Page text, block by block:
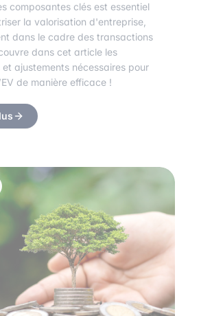
composantes clés est essentiel
la valorisation d'entreprise,
dans le cadre des transactions
dans cet article les
ajustements nécessaires pour
de manière efficace !